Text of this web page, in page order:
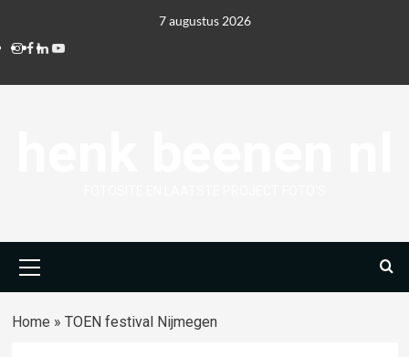
de
7 augustus 2026
Instagram
Facebook
Linkedin
Youtube
menu
Home » TOEN festival Nijmegen